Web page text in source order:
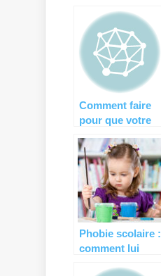
Comment faire
pour que votre
à la rentrée ?
Phobie scolaire :
comment lui